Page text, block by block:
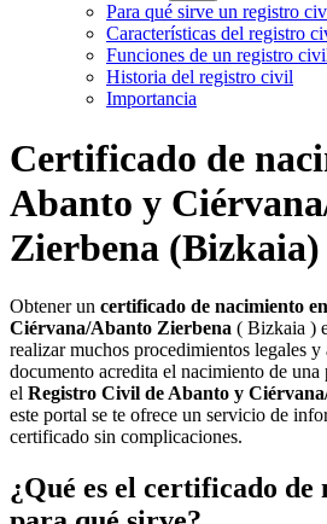
Para qué sirve un registro
Características del registro
Funciones de un registro
Historia del registro civil
Importancia
Certificado de
Abanto y
Zierbena (Bizkaia)
Obtener un certificado de nacimiento en
Ciérvana/Abanto Zierbena ( Bizkaia )
realizar muchos procedimientos legales
documento acredita el nacimiento de
el Registro Civil de Abanto y
este portal se te ofrece un servicio de
certificado sin complicaciones.
¿Qué es el certificado de